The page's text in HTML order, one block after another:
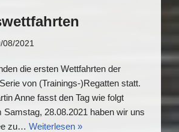
08/2021
die ersten Wettfahrten der
von (Trainings-)Regatten statt.
Anne fasst den Tag wie folgt
28.08.2021 haben wir uns
zu… Weiterlesen »